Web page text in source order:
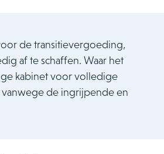
de transitievergoeding,
af te schaffen. Waar het
kabinet voor volledige
de ingrijpende en